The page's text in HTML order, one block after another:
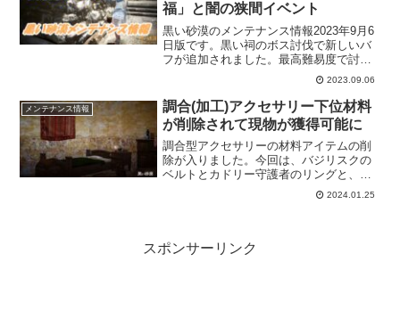
福」と闇の狭間イベント
黒い砂漠のメンテナンス情報2023年9月6
日版です。黒い祠のボス討伐で新しいバ
フが追加されました。最高難易度で討伐
された時のみ適用となっていますけど、
バフが付いたら嬉しいな。それと、闇の
狭間イベントがめちゃ期待しちゃうイベ
ントになってますよー。
2023.09.06
メンテナンス情報
調合(加工)アクセサリー下位材料
が削除されて現物が獲得可能に
調合型アクセサリーの材料アイテムの削
除が入りました。今回は、バジリスクの
ベルトとカドリー守護者のリングと、オ
ルキンラドのベルトに目覚めた川のネッ
クレスと目覚めた月のネックレス」の材
2024.01.25
スポンサーリンク